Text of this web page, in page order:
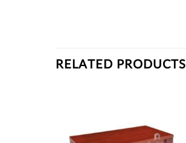
RELATED PRODUCTS
Thích